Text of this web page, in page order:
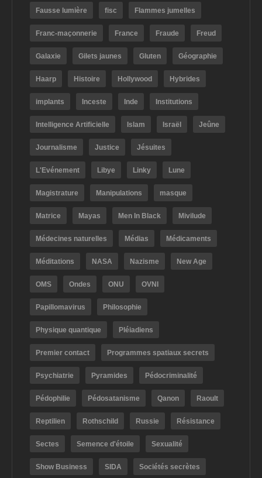
Fausse lumière fisc Flammes jumelles
Franc-maçonnerie France Fraude Freud
Galaxie Gilets jaunes Gluten Géographie
Haarp Histoire Hollywood Hybrides
implants Inceste Inde Institutions
Intelligence Artificielle Islam Israël Jeûne
Journalisme Justice Jésuites
L'Evénement Libye Linky Lune
Magistrature Manipulations masque
Matrice Mayas Men In Black Mivilude
Médecines naturelles Médias Médicaments
Méditations NASA Nazisme New Age
OMS Ondes ONU OVNI
Papillomavirus Philosophie
Physique quantique Pléiadiens
Premier contact Programmes spatiaux secrets
Psychiatrie Pyramides Pédocriminalité
Pédophilie Pédosatanisme Qanon Raoult
Reptilien Rothschild Russie Résistance
Sectes Semence d'étoile Sexualité
Show Business SIDA Sociétés secrètes